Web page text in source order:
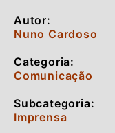
Autor:
Nuno Cardoso
Categoria:
Comunicação
Subcategoria:
Imprensa